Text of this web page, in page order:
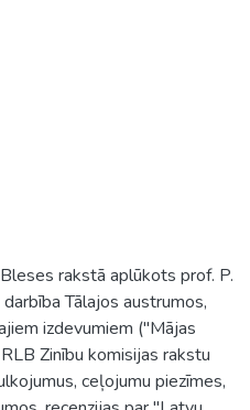
rakstā aplūkots prof. P.
Tālajos austrumos,
izdevumiem ("Mājas
Zinību komisijas rakstu
ceļojumu piezīmes,